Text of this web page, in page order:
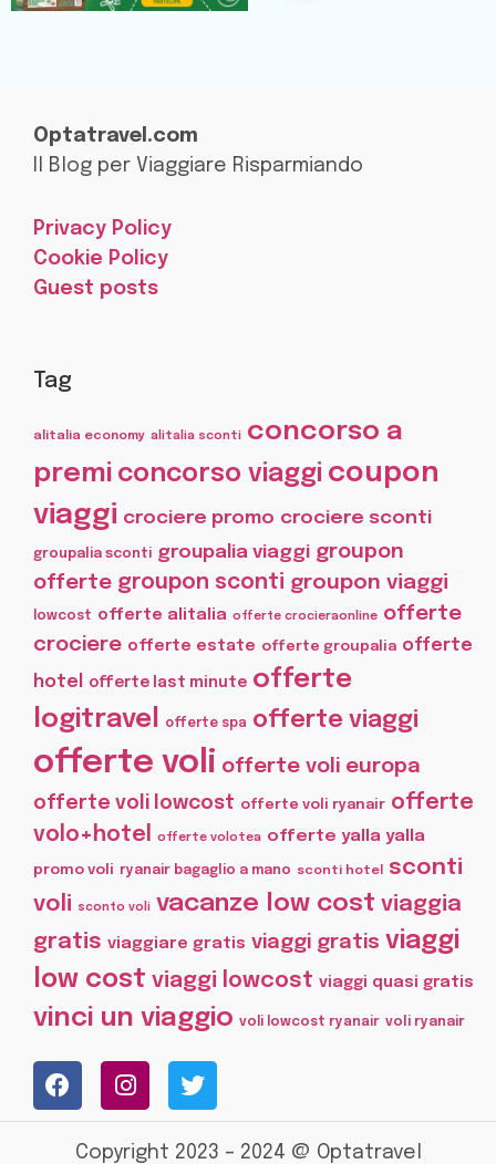
Optatravel.com
Il Blog per Viaggiare Risparmiando
Privacy Policy
Cookie Policy
Guest posts
Tag
alitalia economy alitalia sconti concorso a
premi concorso viaggi coupon
viaggi crociere promo crociere sconti
groupalia sconti groupalia viaggi groupon
offerte groupon sconti groupon viaggi
lowcost offerte alitalia offerte crocieraonline offerte
crociere offerte estate offerte groupalia offerte
hotel
offerte last minute offerte
logitravel
offerte spa offerte viaggi
offerte voli offerte voli europa
offerte voli lowcost offerte voli ryanair offerte
volo+hotel
offerte volotea offerte yalla yalla
promo voli ryanair bagaglio a mano sconti hotel
sconti
voli
sconto voli vacanze low cost viaggia
gratis viaggiare gratis viaggi gratis viaggi
low cost viaggi lowcost viaggi quasi gratis
vinci un viaggio voli lowcost ryanair voli ryanair
Copyright 2023 – 2024 @ Optatravel